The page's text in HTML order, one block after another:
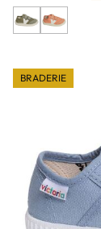
BRADERIE